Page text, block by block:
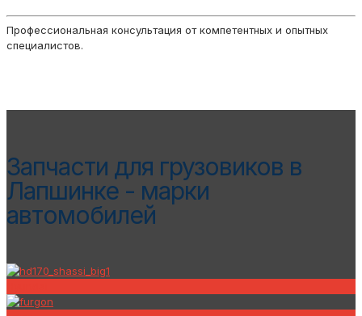
Профессиональная консультация от компетентных и опытных
специалистов.
Запчасти для грузовиков в
Лапшинке - марки
автомобилей